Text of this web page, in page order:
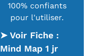
100% confiants
pour l'utiliser.
➤ Voir Fiche :
Mind Map 1 jr